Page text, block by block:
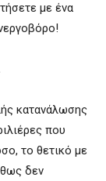
με ένα
κατανάλωσης
που
το θετικό με
δεν